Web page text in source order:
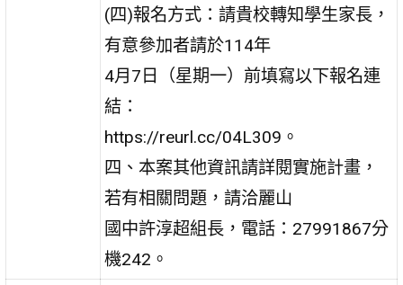
(四)報名方式：請貴校轉知學生家長，
有意參加者請於114年
4月7日（星期一）前填寫以下報名連
結：
https://reurl.cc/04L309。
四、本案其他資訊請詳閱實施計畫，
若有相關問題，請洽麗山
國中許淳超組長，電話：27991867分
機242。